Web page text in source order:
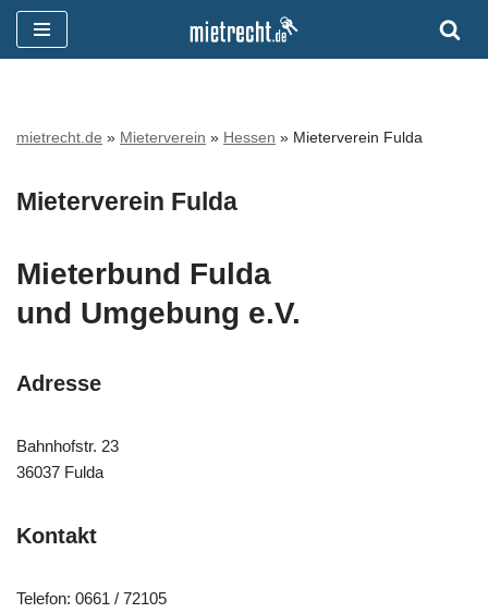
Zum
mietrecht.de » Mieterverein » Hessen » Mieterverein Fulda
Mieterverein Fulda
Mieterbund Fulda
und Umgebung e.V.
Adresse
Bahnhofstr. 23
36037 Fulda
Kontakt
Telefon: 0661 / 72105